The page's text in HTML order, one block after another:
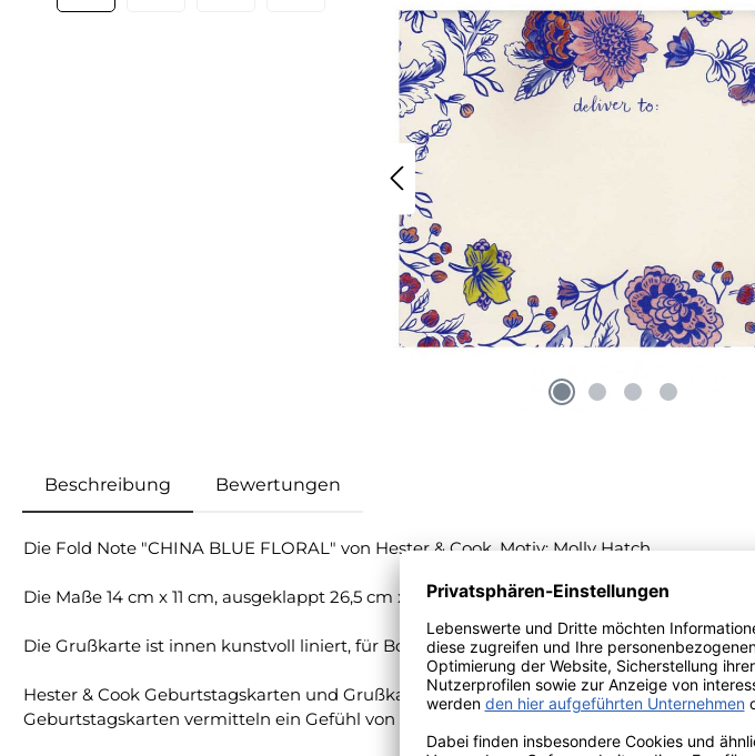
Beschreibung Bewertungen
Die Fold Note "CHINA BLUE FLORAL" von Hester & Cook. Motiv: Molly Hatch.
Die Maße 14 cm x 11 cm, ausgeklappt 26,5 cm x 11 cm
Die Grußkarte ist innen kunstvoll liniert, für Botschaften, die Eindruck hinterlassen.
Hester & Cook Geburtstagskarten und Grußkarten sind optimal für einen lieben,
Geburtstagskarten vermitteln ein Gefühl von Humor, Lebendigkeit, Frieden und Freude.